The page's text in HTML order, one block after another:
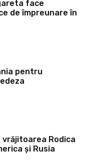
face
de împreunare în
pentru
Rodica
și Rusia